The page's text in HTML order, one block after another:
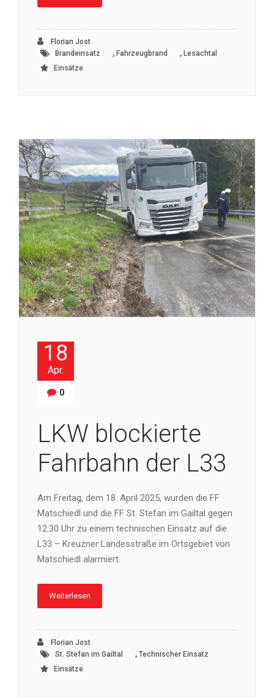
Florian Jost
Brandeinsatz
, Fahrzeugbrand , Lesachtal
Einsätze
18
Apr.
0
LKW blockierte
Fahrbahn der L33
Am Freitag, dem 18. April 2025, wurden die FF
Matschiedl und die FF St. Stefan im Gailtal gegen
12:30 Uhr zu einem technischen Einsatz auf die
L33 – Kreuzner Landesstraße im Ortsgebiet von
Matschiedl alarmiert.
Weiterlesen
Florian Jost
St. Stefan im Gailtal
, Technischer Einsatz
Einsätze